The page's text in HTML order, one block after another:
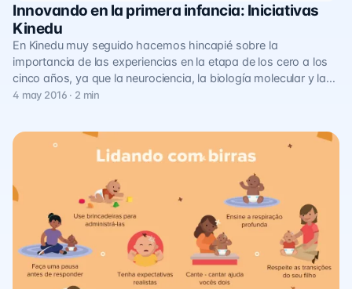
Innovando en la primera infancia: Iniciativas
Kinedu
En Kinedu muy seguido hacemos hincapié sobre la
importancia de las experiencias en la etapa de los cero a los
cinco años, ya que la neurociencia, la biología molecular y la…
4 may 2016 · 2 min